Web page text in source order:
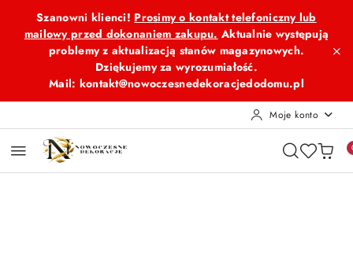
Przejdź do treści głównej
Przejdź do wyszukiwarki
Przejdź do moje konto
Przejdź do menu głównego
Przejdź do opisu produktu
Przejdź do stopki
Szanowni klienci! Prosimy o kontakt telefoniczny lub
mailowy przed dokonaniem zakupu. Aktualnie występują
problemy z aktualizacją stanów magazynowych.
Dziękujemy za wyrozumiałość.
Mail: kontakt@nowoczesnedekoracjedodomu.pl
Moje konto